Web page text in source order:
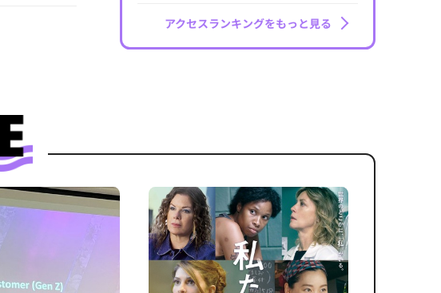
アクセスランキングをもっと見る